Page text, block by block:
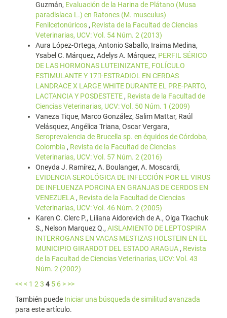
Guzmán, Evaluación de la Harina de Plátano (Musa
paradisíaca L.) en Ratones (M. musculus)
Fenilcetonúricos, Revista de la Facultad de Ciencias
Veterinarias, UCV: Vol. 54 Núm. 2 (2013)
Aura López-Ortega, Antonio Saballo, Iraima Medina,
Ysabel C. Márquez, Adelys A. Márquez, PERFIL SÉRICO
DE LAS HORMONAS LUTEINIZANTE, FOLÍCULO
ESTIMULANTE Y 17-ESTRADIOL EN CERDAS
LANDRACE X LARGE WHITE DURANTE EL PRE-PARTO,
LACTANCIA Y POSDESTETE, Revista de la Facultad de
Ciencias Veterinarias, UCV: Vol. 50 Núm. 1 (2009)
Vaneza Tique, Marco González, Salim Mattar, Raúl
Velásquez, Angélica Triana, Oscar Vergara,
Seroprevalencia de Brucella sp. en équidos de Córdoba,
Colombia , Revista de la Facultad de Ciencias
Veterinarias, UCV: Vol. 57 Núm. 2 (2016)
Oneyda J. Ramírez, A. Boulanger, A. Moscardi,
EVIDENCIA SEROLÓGICA DE INFECCIÓN POR EL VIRUS
DE INFLUENZA PORCINA EN GRANJAS DE CERDOS EN
VENEZUELA, Revista de la Facultad de Ciencias
Veterinarias, UCV: Vol. 46 Núm. 2 (2005)
Karen C. Clerc P., Liliana Aidorevich de A., Olga Tkachuk
S., Nelson Marquez Q., AISLAMIENTO DE LEPTOSPIRA
INTERROGANS EN VACAS MESTIZAS HOLSTEIN EN EL
MUNICIPIO GIRARDOT DEL ESTADO ARAGUA, Revista
de la Facultad de Ciencias Veterinarias, UCV: Vol. 43
Núm. 2 (2002)
<< < 1 23 4 5 6 > >>
También puede Iniciar una búsqueda de similitud avanzada
para este artículo.